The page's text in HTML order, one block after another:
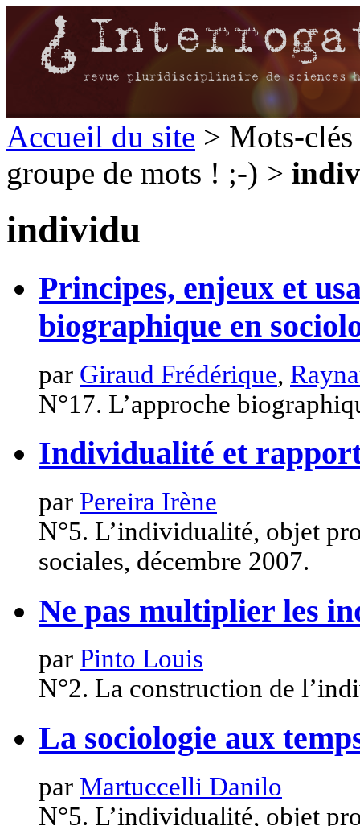
Accueil du site > Mots-clés
groupe de mots ! ;-) >
individu
Principes, enjeux et
biographique en
par Giraud Frédérique,
N°17. L’approche
Individualité et
par Pereira Irène
N°5. L’individualité, objet
sociales, décembre 2007.
Ne pas multiplier les
par Pinto Louis
N°2. La construction de
La sociologie aux
par Martuccelli Danilo
N°5. L’individualité, objet